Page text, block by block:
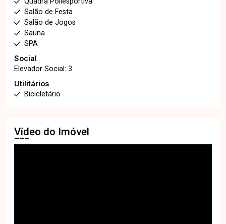
Salão de Festa
Salão de Jogos
Sauna
SPA
Social
Elevador Social: 3
Utilitários
Bicicletário
Vídeo do Imóvel